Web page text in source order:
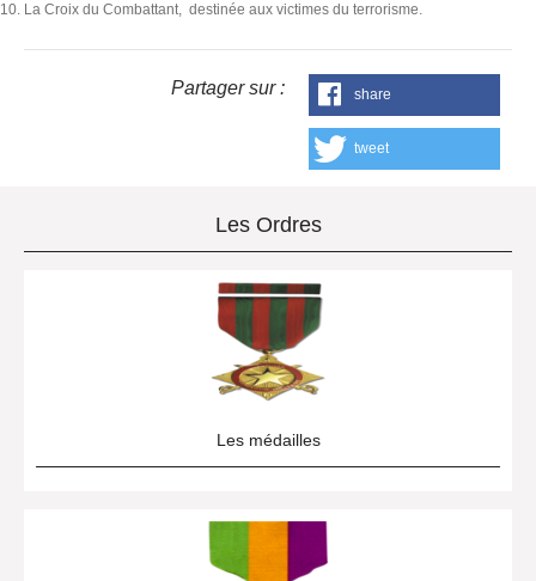
La Croix du Combattant, destinée aux victimes du terrorisme.
Partager sur : share
tweet
Les Ordres
Les médailles